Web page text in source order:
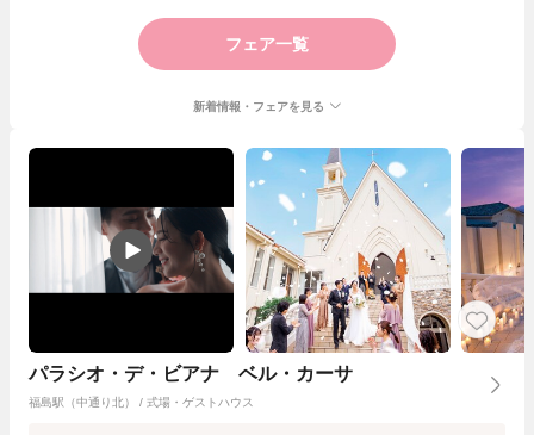
フェア一覧
新着情報・フェアを見る
パラシオ・デ・ビアナ ベル・カーサ
福島駅（中通り北） / 式場・ゲストハウス